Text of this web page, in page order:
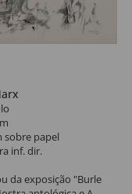
sobre papel
inf. dir.
da exposição "Burle